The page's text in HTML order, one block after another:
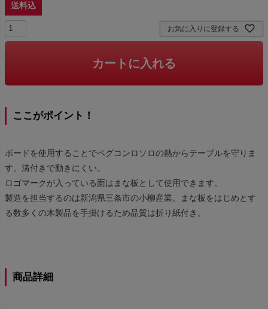
送料込
お気に入りに登録する
カートに入れる
ここがポイント！
ボードを使用することでペグコンロソロの熱からテーブルを守りま
す。溝付きで動きにくい。
ロゴマークが入っている面はまな板として使用できます。
製造を担当するのは新潟県三条市の小柳産業。まな板をはじめとす
る数多くの木製品を手掛けるため品質は折り紙付き。
商品詳細